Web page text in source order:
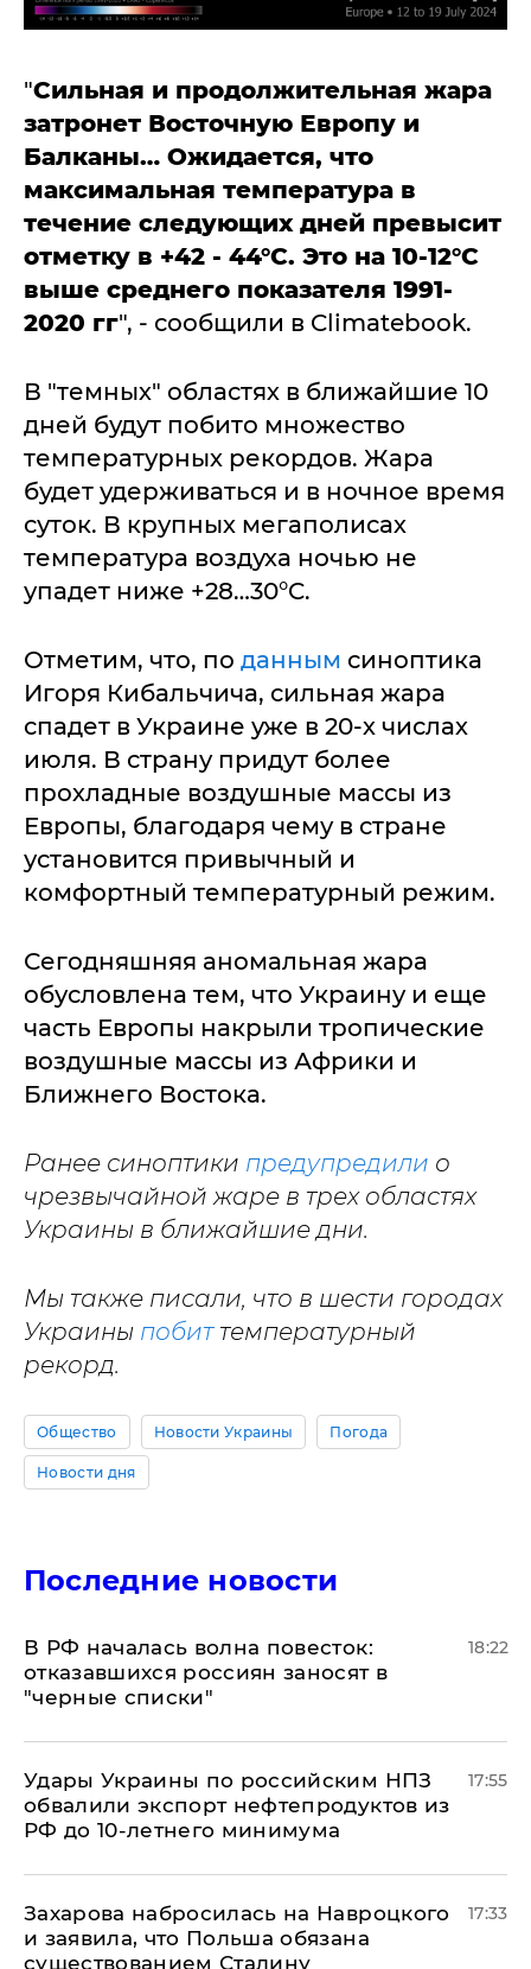
"Сильная и продолжительная жара
затронет Восточную Европу и
Балканы… Ожидается, что
максимальная температура в
течение следующих дней превысит
отметку в +42 - 44°C. Это на 10-12°C
выше среднего показателя 1991-
2020 гг", - сообщили в Climatebook.
В "темных" областях в ближайшие 10
дней будут побито множество
температурных рекордов. Жара
будет удерживаться и в ночное время
суток. В крупных мегаполисах
температура воздуха ночью не
упадет ниже +28…30°C.
Отметим, что, по данным синоптика
Игоря Кибальчича, сильная жара
спадет в Украине уже в 20-х числах
июля. В страну придут более
прохладные воздушные массы из
Европы, благодаря чему в стране
установится привычный и
комфортный температурный режим.
Сегодняшняя аномальная жара
обусловлена тем, что Украину и еще
часть Европы накрыли тропические
воздушные массы из Африки и
Ближнего Востока.
Ранее синоптики предупредили о
чрезвычайной жаре в трех областях
Украины в ближайшие дни.
Мы также писали, что в шести городах
Украины побиттемпературный
рекорд.
Общество Новости Украины Погода
Новости дня
Последние новости
​В РФ началась волна повесток:
отказавшихся россиян заносят в
"черные списки"
18:22
Удары Украины по российским НПЗ
обвалили экспорт нефтепродуктов из
РФ до 10-летнего минимума
17:55
​Захарова набросилась на Навроцкого
и заявила, что Польша обязана
существованием Сталину
17:33